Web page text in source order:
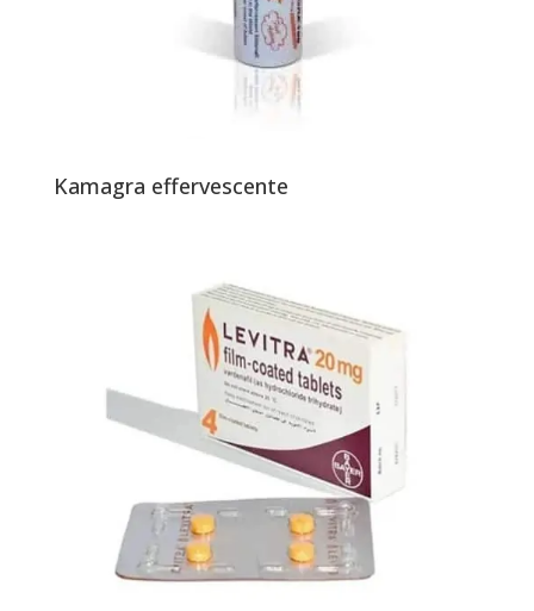
Kamagra effervescente